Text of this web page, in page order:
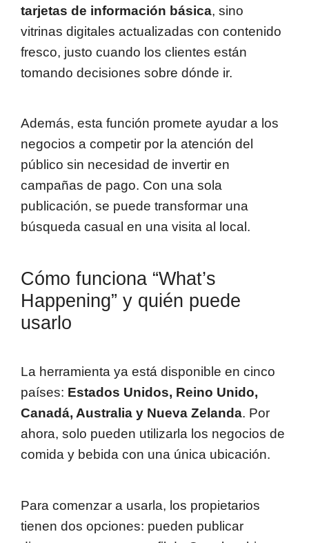
tarjetas de información básica, sino
vitrinas digitales actualizadas con contenido
fresco, justo cuando los clientes están
tomando decisiones sobre dónde ir.
Además, esta función promete ayudar a los
negocios a competir por la atención del
público sin necesidad de invertir en
campañas de pago. Con una sola
publicación, se puede transformar una
búsqueda casual en una visita al local.
Cómo funciona “What’s
Happening” y quién puede
usarlo
La herramienta ya está disponible en cinco
países: Estados Unidos, Reino Unido,
Canadá, Australia y Nueva Zelanda. Por
ahora, solo pueden utilizarla los negocios de
comida y bebida con una única ubicación.
Para comenzar a usarla, los propietarios
tienen dos opciones: pueden publicar